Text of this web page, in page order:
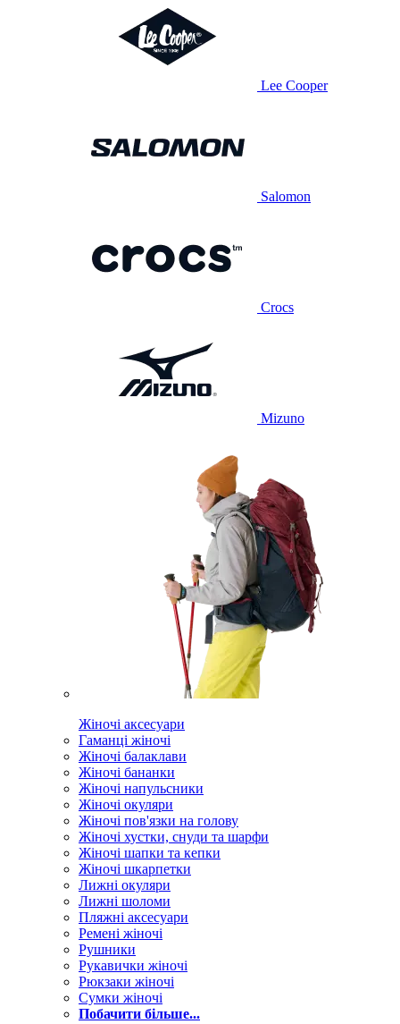
Lee Cooper
Salomon
Crocs
Mizuno
Жіночі аксесуари
Гаманці жіночі
Жіночі балаклави
Жіночі бананки
Жіночі напульсники
Жіночі окуляри
Жіночі пов'язки на голову
Жіночі хустки, снуди та шарфи
Жіночі шапки та кепки
Жіночі шкарпетки
Лижні окуляри
Лижні шоломи
Пляжні аксесуари
Ремені жіночі
Рушники
Рукавички жіночі
Рюкзаки жіночі
Сумки жіночі
Побачити більше...